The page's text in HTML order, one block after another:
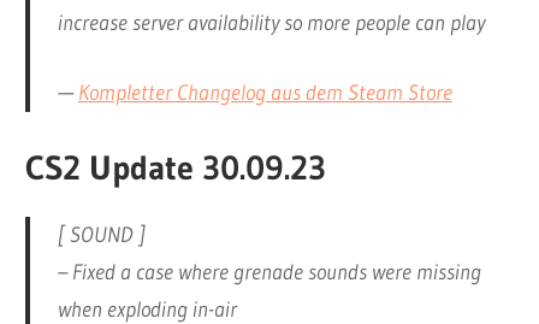
increase server availability so more people can play
—Kompletter Changelog aus dem Steam Store
CS2 Update 30.09.23
[ SOUND ]
– Fixed a case where grenade sounds were missing
when exploding in-air